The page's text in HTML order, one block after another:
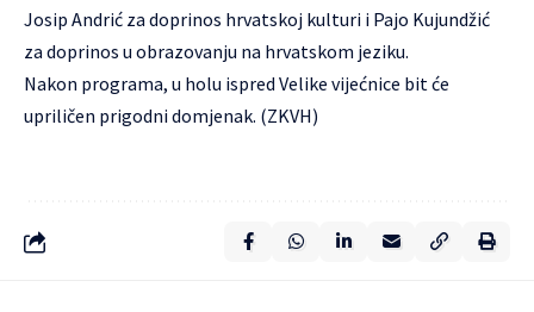
Josip Andrić za doprinos hrvatskoj kulturi i Pajo Kujundžić
za doprinos u obrazovanju na hrvatskom jeziku.
Nakon programa, u holu ispred Velike vijećnice bit će
upriličen prigodni domjenak. (ZKVH)